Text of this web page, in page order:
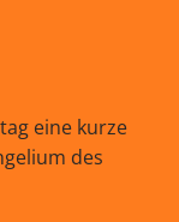
eine kurze
des